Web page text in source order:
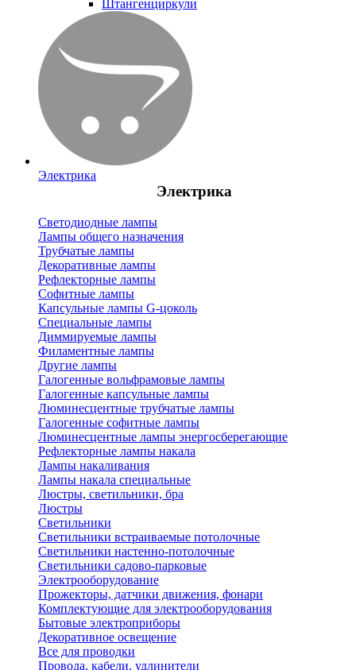
Штангенциркули
Электрика
Электрика
Светодиодные лампы
Лампы общего назначения
Трубчатые лампы
Декоративные лампы
Рефлекторные лампы
Софитные лампы
Капсульные лампы G-цоколь
Специальные лампы
Диммируемые лампы
Филаментные лампы
Другие лампы
Галогенные вольфрамовые лампы
Галогенные капсульные лампы
Люминесцентные трубчатые лампы
Галогенные софитные лампы
Люминесцентные лампы энергосберегающие
Рефлекторные лампы накала
Лампы накаливания
Лампы накала специальные
Люстры, светильники, бра
Люстры
Светильники
Светильники встраиваемые потолочные
Светильники настенно-потолочные
Светильники садово-парковые
Электрооборудование
Прожекторы, датчики движения, фонари
Комплектующие для электрооборудования
Бытовые электроприборы
Декоративное освещение
Все для проводки
Провода, кабели, удлинители